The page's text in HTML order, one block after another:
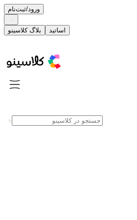
ورود/ثبت‌نام
بلاگ کلاسینو اساتید